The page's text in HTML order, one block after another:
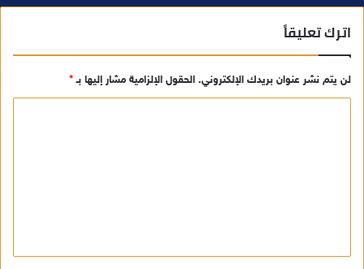
اترك تعليقاً
لن يتم نشر عنوان بريدك الإلكتروني. الحقول الإلزامية مشار إليها بـ*
ق